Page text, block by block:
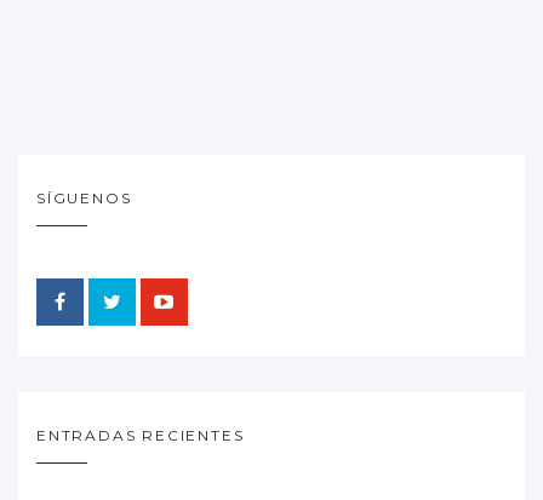
SÍGUENOS
ENTRADAS RECIENTES